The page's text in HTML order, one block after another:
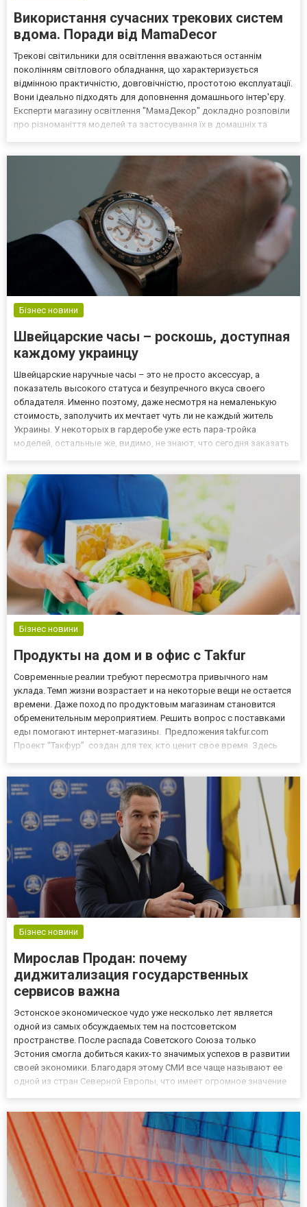
Використання сучасних трекових систем
вдома. Поради від МamaDecor
Трекові світильники для освітлення вважаються останнім
поколінням світлового обладнання, що характеризується
відмінною практичністю, довговічністю, простотою експлуатації.
Вони ідеально підходять для доповнення домашнього інтер'єру.
Експерти магазину освітлення "МамаДекор" докладно розповіли
про різноманіття моделей та застосування їх в домашніх та
Бізнес новини
Швейцарские часы – роскошь, доступная
каждому украинцу
Швейцарские наручные часы – это не просто аксессуар, а
показатель высокого статуса и безупречного вкуса своего
обладателя. Именно поэтому, даже несмотря на немаленькую
стоимость, заполучить их мечтает чуть ли не каждый житель
Украины. У некоторых в гардеробе уже есть пара-тройка
моделей, остальные же, видимо, не знают, что сегодня заказать
Бізнес новини
Продукты на дом и в офис с Takfur
Современные реалии требуют пересмотра привычного нам
уклада. Темп жизни возрастает и на некоторые вещи не остается
времени. Даже поход по продуктовым магазинам становится
обременительным мероприятием. Решить вопрос с поставками
еды помогают интернет-магазины. Предложения takfur.com
Проект “Такфур” создан для тех, кто ценит свое время. Здесь
Бізнес новини
Мирослав Продан: почему
диджитализация государственных
сервисов важна
Эстонское экономическое чудо уже несколько лет является
одной из самых обсуждаемых тем на постсоветском
пространстве. После распада Советского Союза только
Эстония смогла добиться каких-то значимых успехов в развитии
своей экономики. Благодаря этому СМИ все чаще называют ее
одной из стран Северной Европы, что имеет огромное значение
назвать ч...